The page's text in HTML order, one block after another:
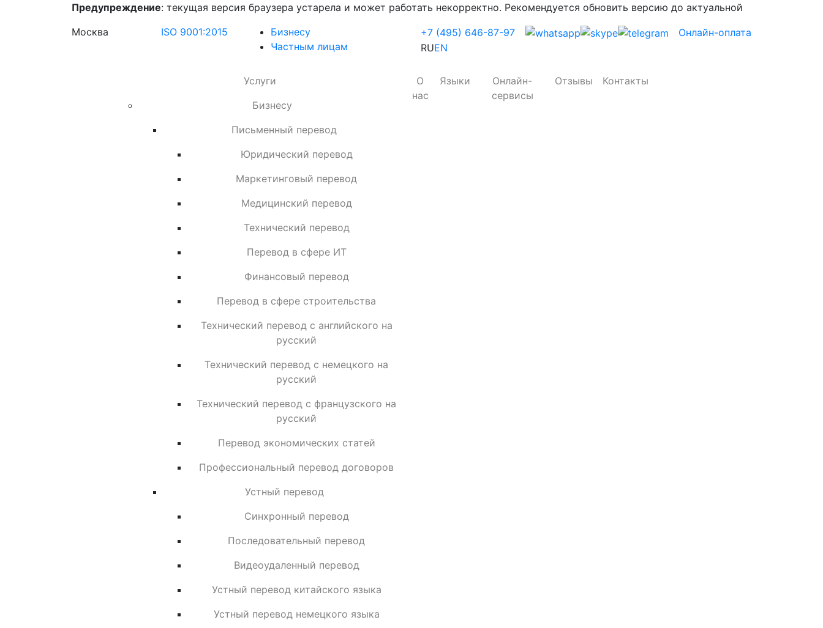
Предупреждение: текущая версия браузера устарела и может работать некорректно. Рекомендуется обновить версию до актуальной
Москва
ISO 9001:2015
Бизнесу
Частным лицам
+7 (495) 646-87-97
Онлайн-оплата
RUEN
Услуги
Бизнесу
Письменный перевод
Юридический перевод
Маркетинговый перевод
Медицинский перевод
Технический перевод
Перевод в сфере ИТ
Финансовый перевод
Перевод в сфере строительства
Технический перевод с английского на
русский
Технический перевод с немецкого на
русский
Технический перевод с французского на
русский
Перевод экономических статей
Профессиональный перевод договоров
Устный перевод
Синхронный перевод
Последовательный перевод
Видеоудаленный перевод
Устный перевод китайского языка
Устный перевод немецкого языка
О
нас
Языки
Онлайн-
сервисы
Отзывы Контакты